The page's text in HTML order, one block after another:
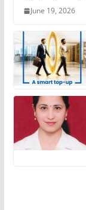
June 19, 2026